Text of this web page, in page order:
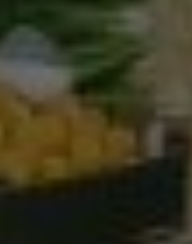
Drittanbietern oder
dies, indem sie